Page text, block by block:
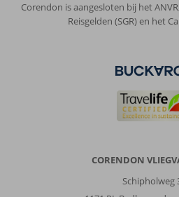
Corendon is aangesloten bij het
Reisgelden (SGR) en het
CORENDON
Schipholweg